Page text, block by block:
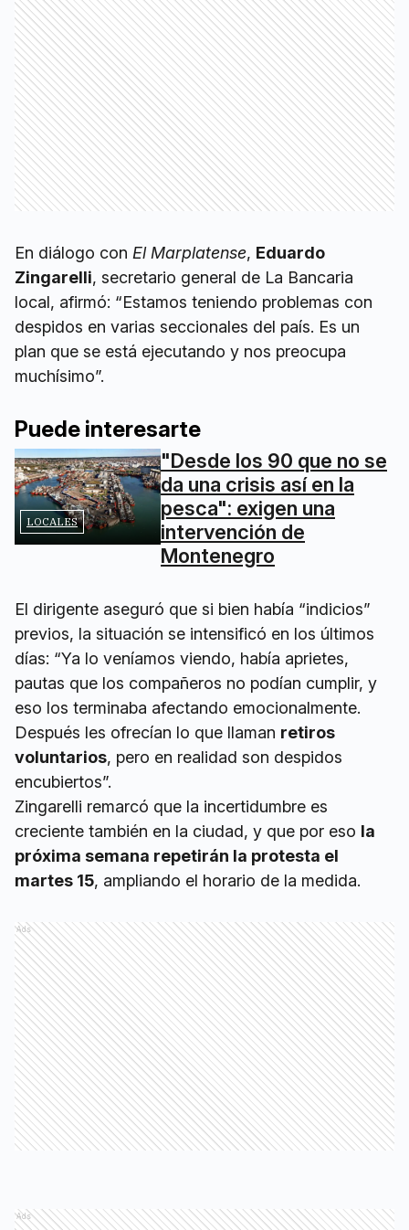
En diálogo con El Marplatense, Eduardo
Zingarelli, secretario general de La Bancaria
local, afirmó: “Estamos teniendo problemas con
despidos en varias seccionales del país. Es un
plan que se está ejecutando y nos preocupa
muchísimo”.
Puede interesarte
LOCALES
"Desde los 90 que no se
da una crisis así en la
pesca": exigen una
intervención de
Montenegro
El dirigente aseguró que si bien había “indicios”
previos, la situación se intensificó en los últimos
días: “Ya lo veníamos viendo, había aprietes,
pautas que los compañeros no podían cumplir, y
eso los terminaba afectando emocionalmente.
Después les ofrecían lo que llaman retiros
voluntarios, pero en realidad son despidos
encubiertos”.
Zingarelli remarcó que la incertidumbre es
creciente también en la ciudad, y que por eso la
próxima semana repetirán la protesta el
martes 15, ampliando el horario de la medida.
Ads
Ads